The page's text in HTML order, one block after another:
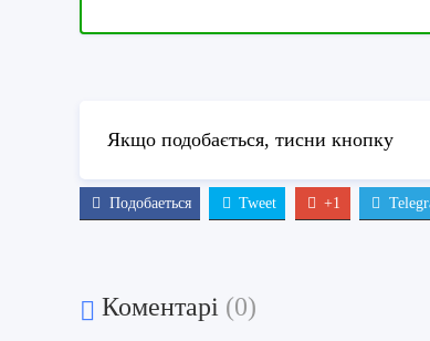
Якщо подобається, тисни кнопку
Подобаеться Tweet +1
Коментарі (0)